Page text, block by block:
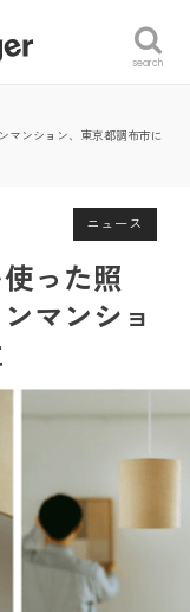
search
マンション、東京都調布市に
ニュース
った照
マンショ